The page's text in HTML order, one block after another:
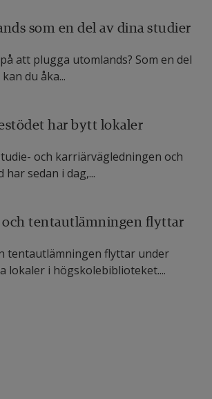
som en del av dina studier
att plugga utomlands? Som en del
du åka...
har bytt lokaler
och karriärvägledningen och
sedan i dag,...
och tentautlämningen flyttar
tentautlämningen flyttar under
lokaler i högskolebiblioteket....